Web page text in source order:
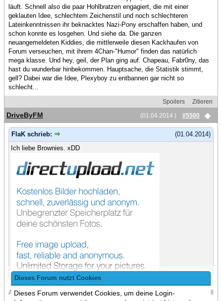
Dieses Forum nutzt Cookies
Dieses Forum verwendet Cookies, um deine Login-
läuft. Schnell also die paar Hohlbratzen engagiert, die mit einer
geklauten Idee, schlechtem Zeichenstil und noch schlechteren
Lateinkenntnissen ihr beknacktes Nazi-Pony erschaffen haben, und
schon konnte es losgehen. Und siehe da. Die ganzen
neuangemeldeten Kiddies, die mittlerweile diesen Kackhaufen von
Forum verseuchen, mit ihrem 4Chan-"Humor" finden das natürlich
mega klasse. Und hey, geil, der Plan ging auf. Chapeau, Fabr0ny, das
hast du wunderbar hinbekommen. Hauptsache, die Statistik stimmt,
gell? Dabei war die Idee, Plexyboy zu entbannen gar nicht so
schlecht...
Spoilers
Zitieren
(01.04.2014 )
#5500
DriveByFM
(01.04.2014)
FlaK schrieb:
Ich liebe Brownies. xDD
Aber nur die schwarzen weil wenn man die hellen isst, wird man schnell